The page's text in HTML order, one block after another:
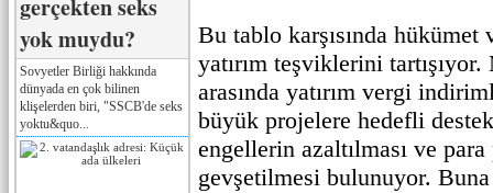
gerçekten seks
yok muydu?
Sovyetler Birliği hakkında
dünyada en çok bilinen
klişelerden biri, "SSCB'de seks
yoktu&quo...
Bu tablo karşısında hükümet
yatırım teşviklerini
arasında yatırım vergi
büyük projelere hedefli
engellerin azaltılması ve para
gevşetilmesi bulunuyor.